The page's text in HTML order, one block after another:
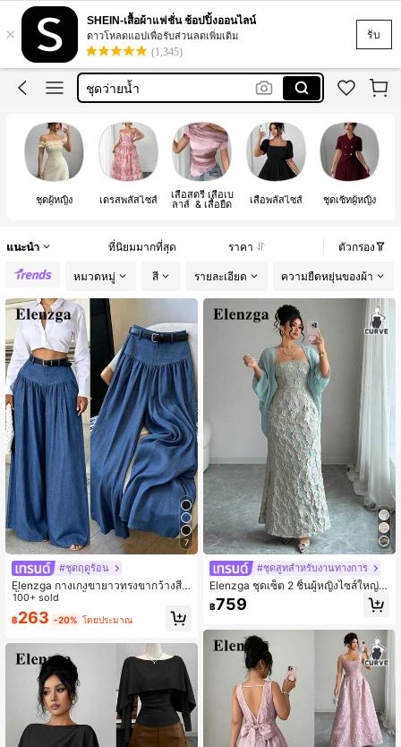
รับ
×
SHEIN-เสื้อผ้าแฟชั่น ช้อปปิ้งออนไลน์
ดาวโหลดแอปเพื่อรับส่วนลดเพิ่มเติม
(1,345)
เสื้อแขนยาว
เดรส
ชุดว่ายน้ำ
ชุดเซ็ทผู้หญิง
เสื้อแขนยาว
เดรส
ชุดผู้หญิง เดรสพลัสไซส์ เสื้อสตรี เสื้อเบ
ลาส์ & เสื้อยืด เสื้อพลัสไซส์ ชุดเซ็ทผู้หญิง
แนะนำ ที่นิยมมากที่สุด ราคา ตัวกรอง
หมวดหมู่ สี รายละเอียด ความยืดหยุ่นของผ้า
7
#ชุดฤดูร้อน
Elenzga กางเกงขายาวทรงขากว้างสี
น้ำเงินกรมท่า เนื้อผ้ามีเท็กซ์เจอร์ เหมาะ
สำหรับใส่ทำงานและใส่ลำลอง
100+ sold
฿263 -20% โดยประมาณ
#ชุดสูทสำหรับงานทางการ
Elenzga ชุดเซ็ต 2 ชิ้นผู้หญิงไซส์ใหญ่ ส
ไตล์โรแมนติกหรูหราประณีต สำหรับวัน
หยุด เดท และใส่ไปทำงาน ฤดูใบไม้ผลิ/
ร้สาย สีเขียวถั่ว สีเขียวอ่อน สีเขียวมิ้นต์
ผ้าแจ็คการ์ดลายดอกไม้หนาแบบนูนมีเ
ท็กซ์เจอร์ พร้อมแจ็คเก็ตผ้าชีฟองซีทรูดี
ไซน์เปิดด้านหน้า
฿759